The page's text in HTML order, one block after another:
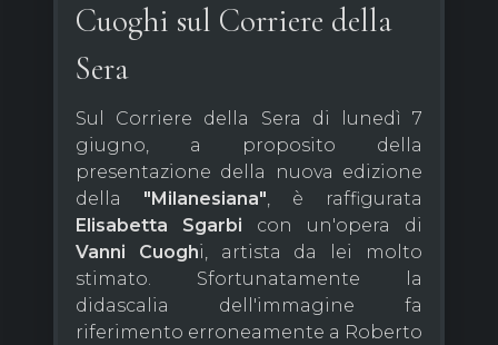
Cuoghi sul Corriere della
Sera
Sul Corriere della Sera di lunedì 7
giugno, a proposito della
presentazione della nuova edizione
della "Milanesiana", è raffigurata
Elisabetta Sgarbi con un'opera di
Vanni Cuoghi, artista da lei molto
stimato. Sfortunatamente la
didascalia dell'immagine fa
riferimento erroneamente a Roberto